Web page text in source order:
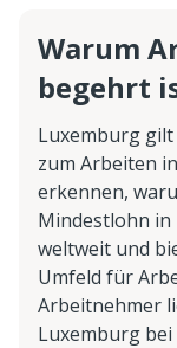
Warum
begehrt
Luxemburg
zum Arbeiten
erkennen,
Mindestlohn in
weltweit und
Umfeld für
Arbeitnehmer
Luxemburg